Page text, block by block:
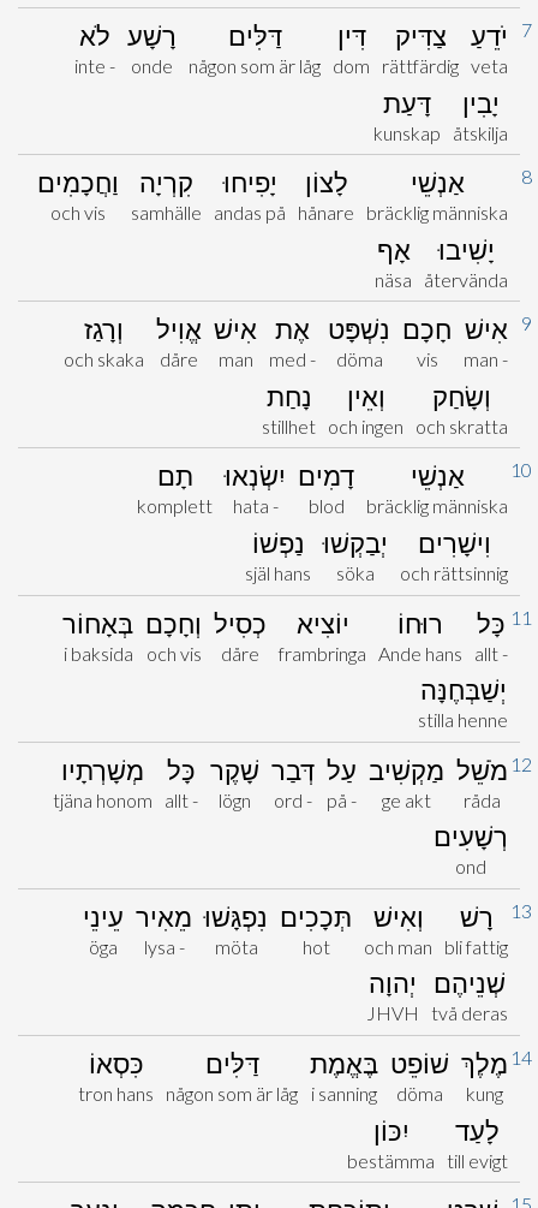
7
יֹדֵעַ
veta
צַדִּיק
rättfärdig
דִּין
dom
דַּלִּים
någon som är låg
רָשָׁע
onde
לֹא
inte -
יָבִין
åtskilja
דָּעַת
kunskap
8
אַנְשֵׁי
bräcklig människa
לָצוֹן
hånare
יָפִיחוּ
andas på
קִרְיָה
samhälle
וַחֲכָמִים
och vis
יָשִׁיבוּ
återvända
אָף
näsa
9
אִישׁ
man -
חָכָם
vis
נִשְׁפָּט
döma
אֶת
med -
אִישׁ
man
אֱוִיל
dåre
וְרָגַז
och skaka
וְשָׂחַק
och skratta
וְאֵין
och ingen
נָחַת
stillhet
10
אַנְשֵׁי
bräcklig människa
דָמִים
blod
יִשְׂנְאוּ
hata -
תָם
komplett
וִישָׁרִים
och rättsinnig
יְבַקְשׁוּ
söka
נַפְשׁוֹ
själ hans
11 כָּל
allt -
רוּחוֹ
Ande hans
יוֹצִיא
frambringa
כְסִיל
dåre
וְחָכָם
och vis
בְּאָחוֹר
i baksida
יְשַׁבְּחֶנָּה
stilla henne
12 מֹשֵׁל
råda
מַקְשִׁיב
ge akt
עַל
på -
דְּבַר
ord -
שָׁקֶר
lögn
כָּל
allt -
מְשָׁרְתָיו
tjäna honom
רְשָׁעִים
ond
13
רָשׁ
bli fattig
וְאִישׁ
och man
תְּכָכִים
hot
נִפְגָּשׁוּ
möta
מֵאִיר
lysa -
עֵינֵי
öga
שְׁנֵיהֶם
två deras
יְהוָה
JHVH
14 מֶלֶךְ
kung
שׁוֹפֵט
döma
בֶּאֱמֶת
i sanning
דַּלִּים
någon som är låg
כִּסְאוֹ
tron hans
לָעַד
till evigt
יִכּוֹן
bestämma